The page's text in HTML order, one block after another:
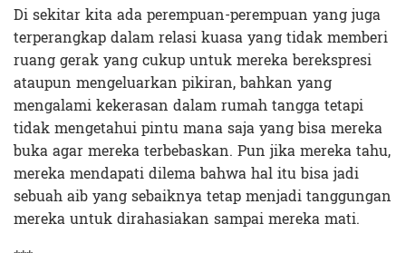
Di sekitar kita ada perempuan-perempuan yang juga
terperangkap dalam relasi kuasa yang tidak memberi
ruang gerak yang cukup untuk mereka berekspresi
ataupun mengeluarkan pikiran, bahkan yang
mengalami kekerasan dalam rumah tangga tetapi
tidak mengetahui pintu mana saja yang bisa mereka
buka agar mereka terbebaskan. Pun jika mereka tahu,
mereka mendapati dilema bahwa hal itu bisa jadi
sebuah aib yang sebaiknya tetap menjadi tanggungan
mereka untuk dirahasiakan sampai mereka mati.